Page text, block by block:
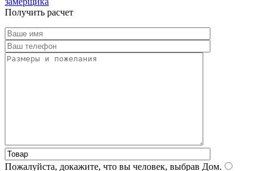
Получить расчет
Пожалуйста, докажите, что вы человек, выбрав Дом.